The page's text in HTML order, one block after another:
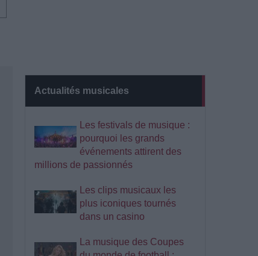
Actualités musicales
Les festivals de musique :
pourquoi les grands
événements attirent des
millions de passionnés
Les clips musicaux les
plus iconiques tournés
dans un casino
La musique des Coupes